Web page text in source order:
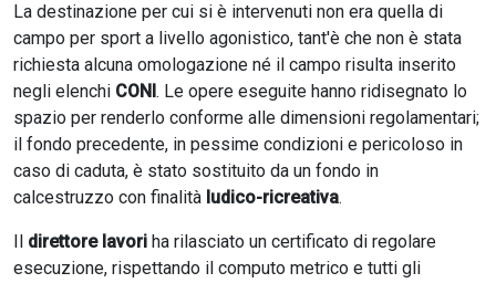
La destinazione per cui si è intervenuti non era quella di
campo per sport a livello agonistico, tant'è che non è stata
richiesta alcuna omologazione né il campo risulta inserito
negli elenchi CONI. Le opere eseguite hanno ridisegnato lo
spazio per renderlo conforme alle dimensioni regolamentari;
il fondo precedente, in pessime condizioni e pericoloso in
caso di caduta, è stato sostituito da un fondo in
calcestruzzo con finalità ludico-ricreativa.
Il direttore lavori ha rilasciato un certificato di regolare
esecuzione, rispettando il computo metrico e tutti gli